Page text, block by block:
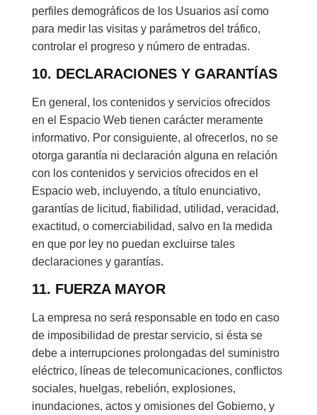
perfiles demográficos de los Usuarios así como
para medir las visitas y parámetros del tráfico,
controlar el progreso y número de entradas.
10. DECLARACIONES Y GARANTÍAS
En general, los contenidos y servicios ofrecidos
en el Espacio Web tienen carácter meramente
informativo. Por consiguiente, al ofrecerlos, no se
otorga garantía ni declaración alguna en relación
con los contenidos y servicios ofrecidos en el
Espacio web, incluyendo, a título enunciativo,
garantías de licitud, fiabilidad, utilidad, veracidad,
exactitud, o comerciabilidad, salvo en la medida
en que por ley no puedan excluirse tales
declaraciones y garantías.
11. FUERZA MAYOR
La empresa no será responsable en todo en caso
de imposibilidad de prestar servicio, si ésta se
debe a interrupciones prolongadas del suministro
eléctrico, líneas de telecomunicaciones, conflictos
sociales, huelgas, rebelión, explosiones,
inundaciones, actos y omisiones del Gobierno, y